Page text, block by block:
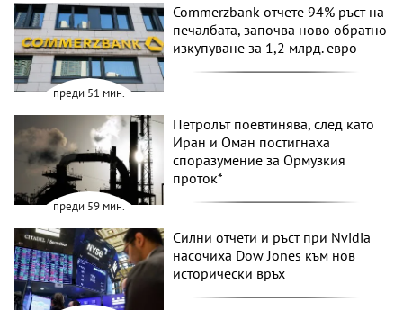
преди 51 мин.
Commerzbank отчете 94% ръст на
печалбата, започва ново обратно
изкупуване за 1,2 млрд. евро
преди 59 мин.
Петролът поевтинява, след като
Иран и Оман постигнаха
споразумение за Ормузкия
проток*
Силни отчети и ръст при Nvidia
насочиха Dow Jones към нов
исторически връх